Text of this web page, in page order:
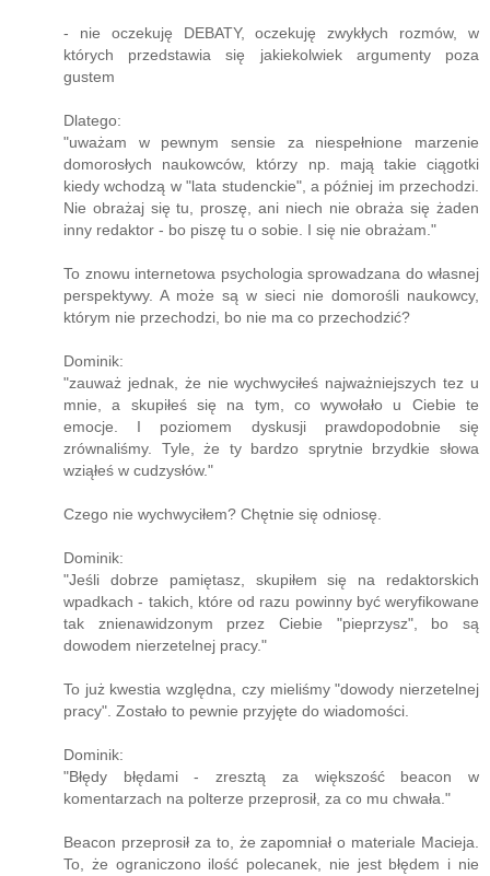
- nie oczekuję DEBATY, oczekuję zwykłych rozmów, w
których przedstawia się jakiekolwiek argumenty poza
gustem
Dlatego:
"uważam w pewnym sensie za niespełnione marzenie
domorosłych naukowców, którzy np. mają takie ciągotki
kiedy wchodzą w "lata studenckie", a później im przechodzi.
Nie obrażaj się tu, proszę, ani niech nie obraża się żaden
inny redaktor - bo piszę tu o sobie. I się nie obrażam."
To znowu internetowa psychologia sprowadzana do własnej
perspektywy. A może są w sieci nie domorośli naukowcy,
którym nie przechodzi, bo nie ma co przechodzić?
Dominik:
"zauważ jednak, że nie wychwyciłeś najważniejszych tez u
mnie, a skupiłeś się na tym, co wywołało u Ciebie te
emocje. I poziomem dyskusji prawdopodobnie się
zrównaliśmy. Tyle, że ty bardzo sprytnie brzydkie słowa
wziąłeś w cudzysłów."
Czego nie wychwyciłem? Chętnie się odniosę.
Dominik:
"Jeśli dobrze pamiętasz, skupiłem się na redaktorskich
wpadkach - takich, które od razu powinny być weryfikowane
tak znienawidzonym przez Ciebie "pieprzysz", bo są
dowodem nierzetelnej pracy."
To już kwestia względna, czy mieliśmy "dowody nierzetelnej
pracy". Zostało to pewnie przyjęte do wiadomości.
Dominik:
"Błędy błędami - zresztą za większość beacon w
komentarzach na polterze przeprosił, za co mu chwała."
Beacon przeprosił za to, że zapomniał o materiale Macieja.
To, że ograniczono ilość polecanek, nie jest błędem i nie